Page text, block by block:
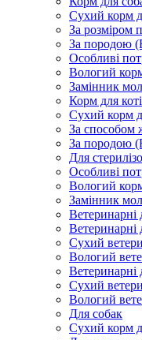
Сухий корм
За розміром
За породою
Особливі
Вологий
Замінник
Корм для
Сухий корм
За способом
За породою
Для
Особливі
Вологий
Замінник
Ветеринарні
Ветеринарні
Сухий
Вологий
Ветеринарні
Сухий
Вологий
Для собак
Сухий корм